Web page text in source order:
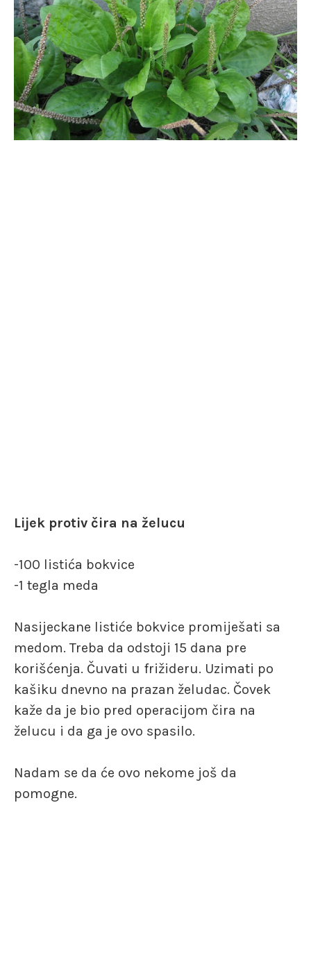
Lijek protiv čira na želucu
-100 listića bokvice
-1 tegla meda
Nasijeckane listiće bokvice promiješati sa
medom. Treba da odstoji 15 dana pre
korišćenja. Čuvati u frižideru. Uzimati po
kašiku dnevno na prazan želudac. Čovek
kaže da je bio pred operacijom čira na
želucu i da ga je ovo spasilo.
Nadam se da će ovo nekome još da
pomogne.